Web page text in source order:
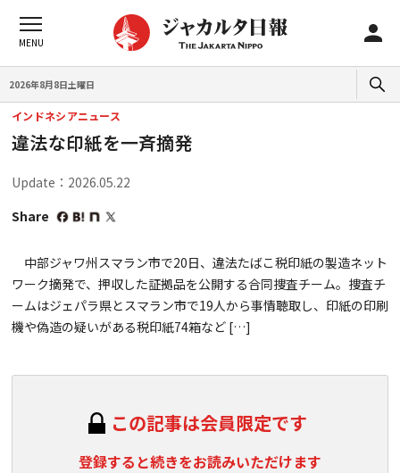
2026年8月8日土曜日
インドネシアニュース
違法な印紙を一斉摘発
Update：2026.05.22
Share
中部ジャワ州スマラン市で20日、違法たばこ税印紙の製造ネット
ワーク摘発で、押収した証拠品を公開する合同捜査チーム。捜査チ
ームはジェパラ県とスマラン市で19人から事情聴取し、印紙の印刷
機や偽造の疑いがある税印紙74箱など […]
この記事は会員限定です
登録すると続きをお読みいただけます